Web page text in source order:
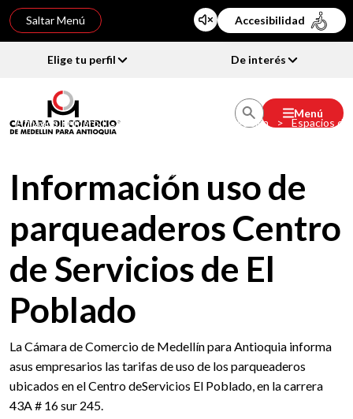
Saltar Menú Accesibilidad
Elige tu perfil De interés
Menú
Afiliados Primero | Cámara de Comercio de Medellín > Espacios de
trabajo flexible y coworking – Exclusivo para Afiliados
El Poblado
Información uso de
parqueaderos Centro
de Servicios de El
Poblado
La Cámara de Comercio de Medellín para Antioquia informa
asus empresarios las tarifas de uso de los parqueaderos
ubicados en el Centro deServicios El Poblado, en la carrera
43A # 16 sur 245.